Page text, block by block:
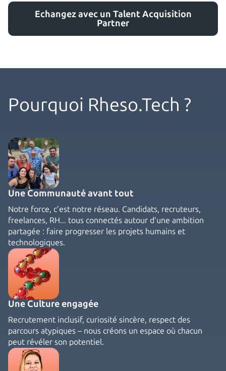
Echangez avec un Talent Acquisition
Partner
Pourquoi Rheso.Tech ?
Une Communauté avant tout
Notre force, c’est notre réseau. Candidats, recruteurs,
freelances, RH... tous connectés autour d’une ambition
partagée : faire progresser les projets humains et
technologiques.
Une Culture engagée
Recrutement inclusif, curiosité sincère, respect des
parcours atypiques – nous créons un espace où chacun
peut révéler son potentiel.